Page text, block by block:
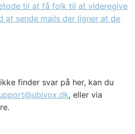
til at få folk til at videregive
at sende mails der ligner at de
finder svar på her, kan du
, eller via